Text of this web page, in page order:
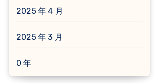
2025 年 4 月
2025 年 3 月
0 年